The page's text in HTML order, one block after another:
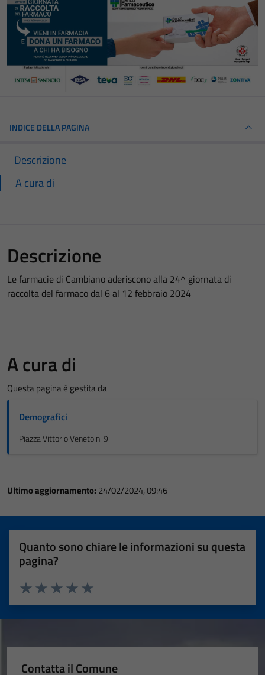
INDICE DELLA PAGINA
Descrizione
A cura di
Descrizione
Le farmacie di Cambiano aderiscono alla 24^ giornata di
raccolta del farmaco dal 6 al 12 febbraio 2024
A cura di
Questa pagina è gestita da
Demografici
Piazza Vittorio Veneto n. 9
Ultimo aggiornamento: 24/02/2024, 09:46
Quanto sono chiare le informazioni su questa
pagina?
Valuta 5 stelle su 5
Valuta 4 stelle su 5
Valuta 3 stelle su 5
Valuta 2 stelle su 5
Valuta 1 stelle su 5
Contatta il Comune